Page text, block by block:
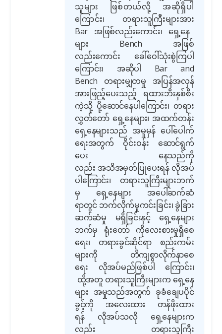
သူများ ဖြစ်တယ်လို့ အဆိုရှိပါ
ကြောင်း၊ တရားသူကြီးများအား
Bar အဖြစ်လည်းကောင်း၊ ရှေ့နေ
များ Bench အဖြစ်
လည်းကောင်း ခေါ်ဝေါ်သုံးစွဲကြပါ
ကြောင်း၊ အဆိုပါ Bar and
Bench တရားမျှတမှု အပြန်အလှန်
အားဖြည့်ပေးသည့် ရထားဘီးနှစ်စီး
ကဲ့သို့ ပို့ဆောင်နေပါကြောင်း၊ တရား
လွှတ်တော် ရှေ့နေများ၊ အထက်တန်း
ရှေ့နေများသည် အမှုမှန် ပေါ်ပေါက်
ရေးအတွက် ဝိုင်းဝန်း ဆောင်ရွက်
ပေး နေသည်ကို
လည်း အသိအမှတ်ပြုပေးရန် လိုအပ်
ပါကြောင်း၊ တရားသူကြီးများဘက်
မှ ရှေ့နေများ အပေါ်ဆက်ဆံ
ရာတွင် ဘက်လိုက်မှုကင်းခြင်း၊ ခွဲခြား
ဆက်ဆံမှု မရှိခြင်းနှင့် ရှေ့နေများ
ဘက်မှ ရုံးတော် ကိုလေးစားမှုရှိစေ
ရေး၊ တရားခွင်ဆိုင်ရာ စည်းကမ်း
များကို တိကျစွာလိုက်နာစေ
ရေး လိုအပ်မည်ဖြစ်ပါ ကြောင်း၊
ထို့အတူ တရားသူကြီးများက ရှေ့နေ
များ အမှုသည်အတွက် ခုခံချေပပိုင်
ခွင့်ကို အလေးထား တန်ဖိုးထား
ရန် လိုအပ်သလို ရှေ့နေများက
လည်း တရားသူကြီး